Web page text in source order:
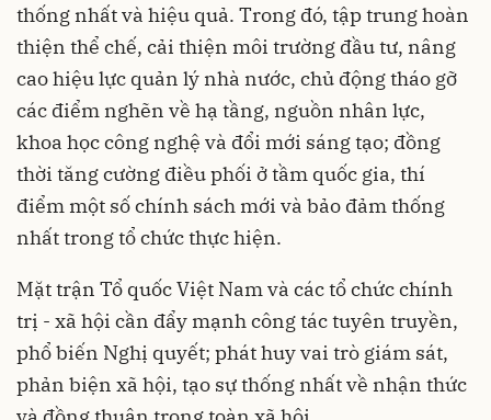
thống nhất và hiệu quả. Trong đó, tập trung hoàn
thiện thể chế, cải thiện môi trường đầu tư, nâng
cao hiệu lực quản lý nhà nước, chủ động tháo gỡ
các điểm nghẽn về hạ tầng, nguồn nhân lực,
khoa học công nghệ và đổi mới sáng tạo; đồng
thời tăng cường điều phối ở tầm quốc gia, thí
điểm một số chính sách mới và bảo đảm thống
nhất trong tổ chức thực hiện.
Mặt trận Tổ quốc Việt Nam và các tổ chức chính
trị - xã hội cần đẩy mạnh công tác tuyên truyền,
phổ biến Nghị quyết; phát huy vai trò giám sát,
phản biện xã hội, tạo sự thống nhất về nhận thức